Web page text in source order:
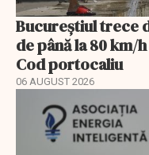
Bucureștiul trece
de până la 80 km/
Cod portocaliu
06 AUGUST 2026